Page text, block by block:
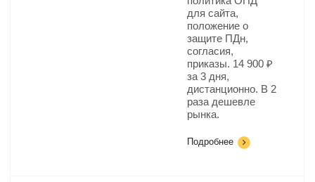
для сайта,
положение о
защите ПДн,
согласия,
приказы. 14 900 ₽
за 3 дня,
дистанционно. В 2
раза дешевле
рынка.
Подробнее